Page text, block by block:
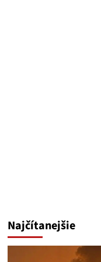
Najčítanejšie